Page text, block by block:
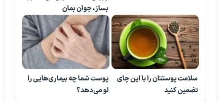
بساز، جوان بمان
سلامت پوستتان را با این چای
تضمین کنید
پوست شما چه بیماری‌هایی را
لو می‌دهد؟